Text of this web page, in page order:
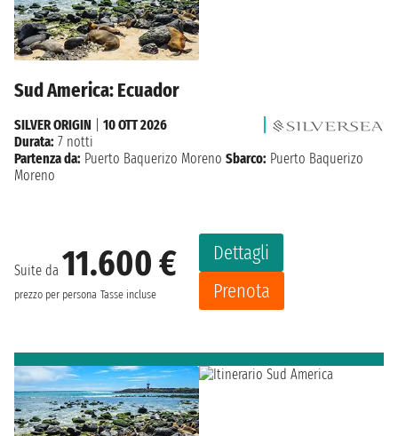
Sud America: Ecuador
Suite da 11.600 €
prezzo per persona Tasse incluse
Dettagli
Prenota
SILVER ORIGIN
10 OTT 2026
Durata: 7 notti
Partenza da: Puerto Baquerizo Moreno Sbarco: Puerto Baquerizo
Moreno